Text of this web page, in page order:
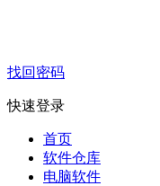
找回密码
快速登录
首页
软件仓库
电脑软件